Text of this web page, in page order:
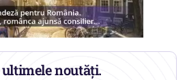
noutăți.